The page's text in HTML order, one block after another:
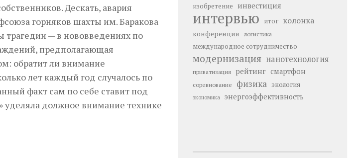
Дескать, авария
горняков шахты им. Баракова
трагедии — в нововведениях по
предполагающая
обратит ли внимание
лет каждый год случалось по
факт сам по себе ставит под
должное внимание технике
изобретение инвестиция
интервью итог колонка
конференция логистика
международное сотрудничество
модернизация нанотехнология
приватизация рейтинг смартфон
соревнование физика экология
экономика энергоэффективность